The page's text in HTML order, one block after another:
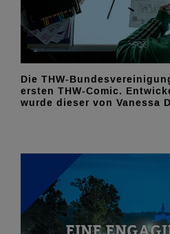
Die THW-
ersten THW-Comic.
wurde dieser von Vanessa